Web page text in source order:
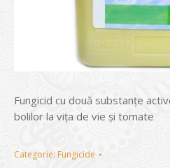
Fungicid cu două substanţe
bolilor la viţa de vie și tomate
Categorie: Fungicide